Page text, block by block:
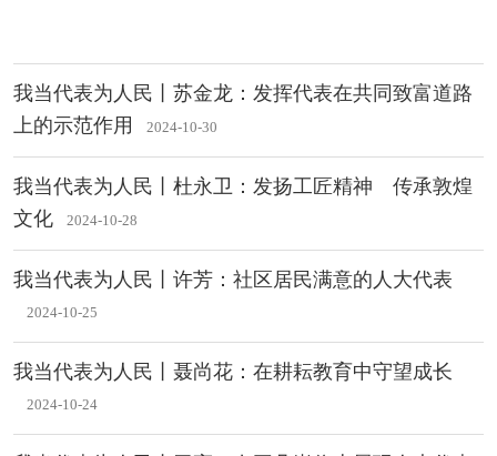
我当代表为人民丨苏金龙：发挥代表在共同致富道路
上的示范作用
2024-10-30
我当代表为人民丨杜永卫：发扬工匠精神 传承敦煌
文化
2024-10-28
我当代表为人民丨许芳：社区居民满意的人大代表
2024-10-25
我当代表为人民丨聂尚花：在耕耘教育中守望成长
2024-10-24